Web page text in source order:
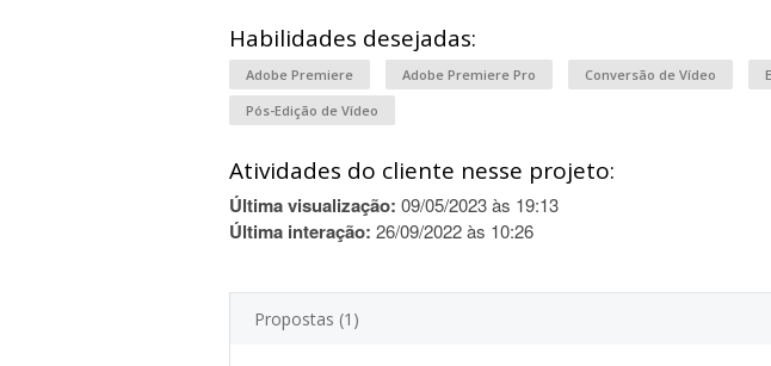
Habilidades desejadas:
Adobe Premiere Adobe Premiere Pro Conversão de Vídeo
Pós-Edição de Vídeo
Atividades do cliente nesse projeto:
Última visualização: 09/05/2023 às 19:13
Última interação: 26/09/2022 às 10:26
Propostas (1)